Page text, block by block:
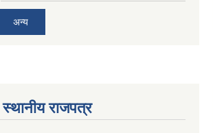
अन्य
स्थानीय राजपत्र